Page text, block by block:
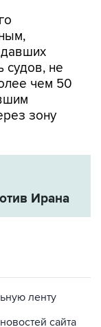
судов, не
чем 50
зону
Ирана
ленту
сайта